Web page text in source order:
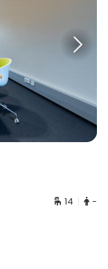
14 -